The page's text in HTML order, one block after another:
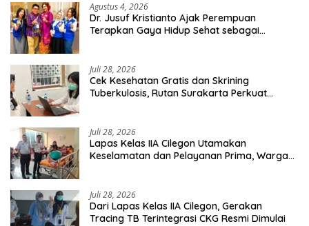
Agustus 4, 2026
Dr. Jusuf Kristianto Ajak Perempuan
Terapkan Gaya Hidup Sehat sebagai
Juli 28, 2026
Cek Kesehatan Gratis dan Skrining
Tuberkulosis, Rutan Surakarta Perkuat
Juli 28, 2026
Lapas Kelas IIA Cilegon Utamakan
Keselamatan dan Pelayanan Prima, Warga
Juli 28, 2026
Dari Lapas Kelas IIA Cilegon, Gerakan
Tracing TB Terintegrasi CKG Resmi Dimulai